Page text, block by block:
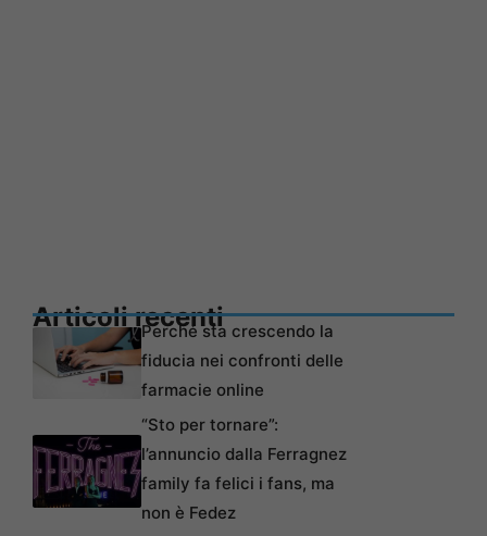
Articoli recentiPerché sta crescendo la
fiducia nei confronti delle
farmacie online
“Sto per tornare”:
l’annuncio dalla Ferragnez
family fa felici i fans, ma
non è Fedez